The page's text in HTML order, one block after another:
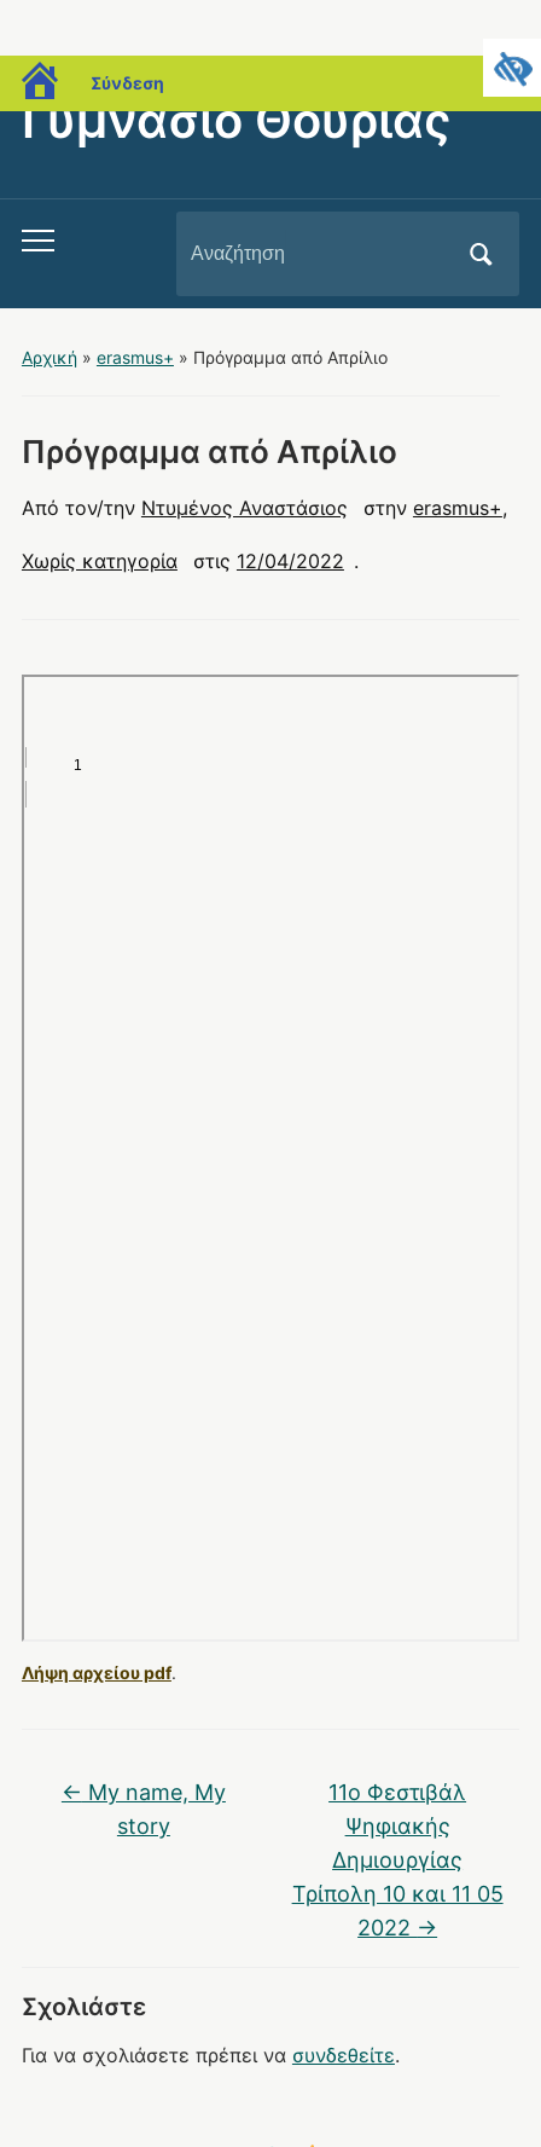
blogs.sch.gr
Σύνδεση
Γυμνάσιο Θουρίας
Εναλλαγή
μενού
για
για:
Αρχική» erasmus+ » Πρόγραμμα από Απρίλιο
Πρόγραμμα από Απρίλιο
Από τον/την Ντυμένος Αναστάσιος στην erasmus+,
Χωρίς κατηγορία στις 12/04/2022 .
Λήψη αρχείου pdf.
← My name, My
story
11o Φεστιβάλ
Ψηφιακής
Δημιουργίας
Τρίπολη 10 και 11 05
2022 →
Σχολιάστε
Για να σχολιάσετε πρέπει να συνδεθείτε.